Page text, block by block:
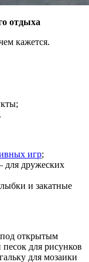
отдыха
кажется.
игр;
для дружеских
и закатные
под открытым
для рисунков
для мозаики